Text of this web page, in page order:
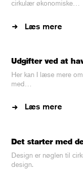
cirkulær økonomiske…
Læs mere
Udgifter ved at
Her kan I læse mere
med…
Læs mere
Det starter med
Design er nøglen til
design.